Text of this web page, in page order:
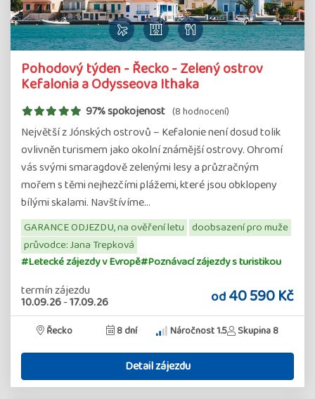
Pohodový týden - Řecko - Zelený ostrov
Kefalonia a Odysseova Ithaka
97% spokojenost (8 hodnocení)
Největší z Jónských ostrovů – Kefalonie není dosud tolik
ovlivněn turismem jako okolní známější ostrovy. Ohromí
vás svými smaragdově zelenými lesy a průzračným
mořem s těmi nejhezčími plážemi, které jsou obklopeny
bílými skalami. Navštívíme…
GARANCE ODJEZDU, na ověření letu doobsazení pro muže
průvodce: Jana Trepková
#Letecké zájezdy v Evropě#Poznávací zájezdy s turistikou
termín zájezdu
10.09.26-17.09.26 od40 590 Kč
Řecko 8 dní Náročnost 1.5 Skupina 8
Detail zájezdu